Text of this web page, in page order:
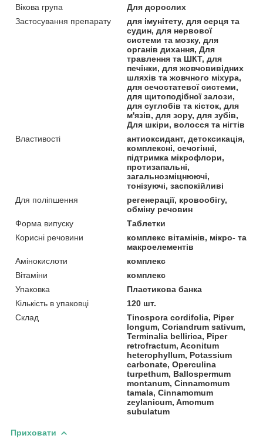
Вікова група
Для дорослих
Застосування препарату
для імунітету, для серця та
судин, для нервової
системи та мозку, для
органів дихання, Для
травлення та ШКТ, для
печінки, для жовчовивідних
шляхів та жовчного міхура,
для сечостатевої системи,
для щитоподібної залози,
для суглобів та кісток, для
м'язів, для зору, для зубів,
Для шкіри, волосся та нігтів
Властивості
антиоксидант, детоксикація,
комплексні, сечогінні,
підтримка мікрофлори,
протизапальні,
загальнозміцнюючі,
тонізуючі, заспокійливі
Для поліпшення
регенерації, кровообігу,
обміну речовин
Форма випуску
Таблетки
Корисні речовини
комплекс вітамінів, мікро- та
макроелементів
Амінокислоти
комплекс
Вітаміни
комплекс
Упаковка
Пластикова банка
Кількість в упаковці
120 шт.
Склад
Tinospora cordifolia, Piper
longum, Coriandrum sativum,
Terminalia bellirica, Piper
retrofractum, Aconitum
heterophyllum, Potassium
carbonate, Operculina
turpethum, Ballospermum
montanum, Cinnamomum
tamala, Cinnamomum
zeylanicum, Amomum
subulatum
Приховати